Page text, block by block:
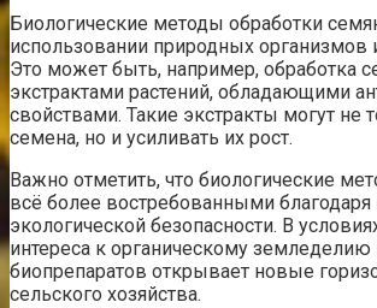
Биологические методы обработки
использовании природных организмов
Это может быть, например, обработка
экстрактами растений, обладающими
свойствами. Такие экстракты могут не
семена, но и усиливать их рост.
Важно отметить, что биологические
всё более востребованными благодаря
экологической безопасности. В
интереса к органическому земледелию
биопрепаратов открывает новые
сельского хозяйства.